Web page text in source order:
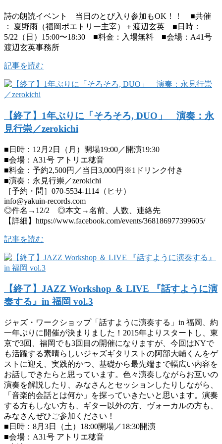
詩の朗読イベント 当日のとび入り参加もOK！！ ■共催
： 夏野雨（福岡ポエトリー主宰）＋渡辺玄英 ■日時：
5/22（日）15:00〜18:30 ■料金：入場無料 ■会場：A41号
渡辺玄英事務所
記事を読む
【終了】1年ぶりに「そろそろ, DUO」 演奏：永
見行崇／zerokichi
■日時：12月2日（月）開場19:00／開演19:30
■会場：A31号 アトリエ穂音
■料金：予約2,500円／当日3,000円※1ドリンク付き
■演奏：永見行崇／zerokichi
［予約・問］070-5534-1114（ヒサ）
info@yakuin-records.com
◎件名→12/2 ◎本文→名前、人数、連絡先
【詳細】https://www.facebook.com/events/368186977399605/
記事を読む
【終了】JAZZ Workshop ＆ LIVE 『話すように演
奏する』in 福岡 vol.3
ジャズ・ワークショップ「話すように演奏する」in 福岡、約
一年ぶりに開催が決まりました！2015年よりスタートし、東
京で3回、福岡でも3回目の開催になりますが、今回はNYで
も活躍する素晴らしいジャズギタリストの阿部大輔くんをゲ
ストに迎え、実践的かつ、基礎から最先端まで幅広い内容を
お話しできたらと思っています。色々演奏しながらお互いの
演奏を解説したり、みなさんとセッションしたりしながら、
「音楽的会話とは何か」を探っていきたいと思います。演奏
する方もしない方も、ギター以外の方、ヴォーカルの方も、
みなさんぜひご参加ください！
■日時：8月3日（土）18:00開場／18:30開演
■会場：A31号 アトリエ穂音